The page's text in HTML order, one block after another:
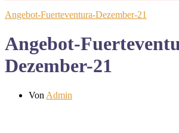
Angebot-Fuerteventura-Dezember-21
Angebot-
Dezember-21
Von Admin